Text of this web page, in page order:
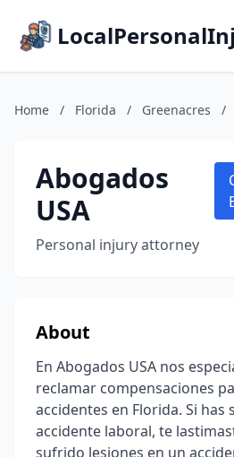
Home / Florida / Greenacres /
Abogados
USA
Personal injury attorney
About
En Abogados USA nos
reclamar compensaciones
accidentes en Florida. Si has
accidente laboral, te
sufrido lesiones en un